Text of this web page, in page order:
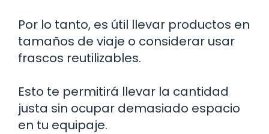
Por lo tanto, es útil llevar productos en
tamaños de viaje o considerar usar
frascos reutilizables.
Esto te permitirá llevar la cantidad
justa sin ocupar demasiado espacio
en tu equipaje.